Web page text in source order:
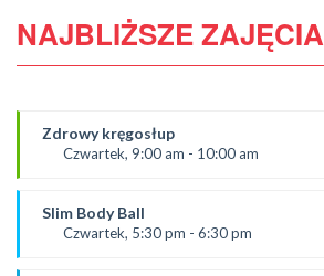
NAJBLIŻSZE ZAJĘCIA
Zdrowy kręgosłup
Czwartek, 9:00 am - 10:00 am
Ania
*Zajęcia dla dorosłych i dzieci
Slim Body Ball
Czwartek, 5:30 pm - 6:30 pm